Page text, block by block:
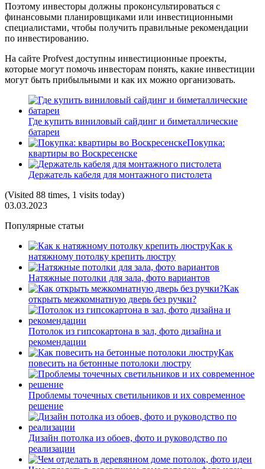
Поэтому инвесторы должны проконсультироваться с
финансовыми планировщиками или инвестиционными
специалистами, чтобы получить правильные рекомендации
по инвестированию.
На сайте Profvest доступны инвестиционные проекты,
которые могут помочь инвесторам понять, какие инвестиции
могут быть прибыльными и как их можно организовать.
Где купить виниловый сайдинг и биметаллические
батареи
Покупка:
квартиры во Воскресенске
Держатель кабеля для монтажного пистолета
(Visited 88 times, 1 visits today)
03.03.2023
Популярные статьи
Как к
натяжному потолку крепить люстру
Натяжные потолки для зала, фото вариантов
Как
открыть межкомнатную дверь без ручки?
Потолок из гипсокартона в зал, фото дизайна и
рекомендации
Как
повесить на бетонные потолоки люстру
Проблемы точечных светильников и их современное
решение
Дизайн потолка из обоев, фото и руководство по
реализации